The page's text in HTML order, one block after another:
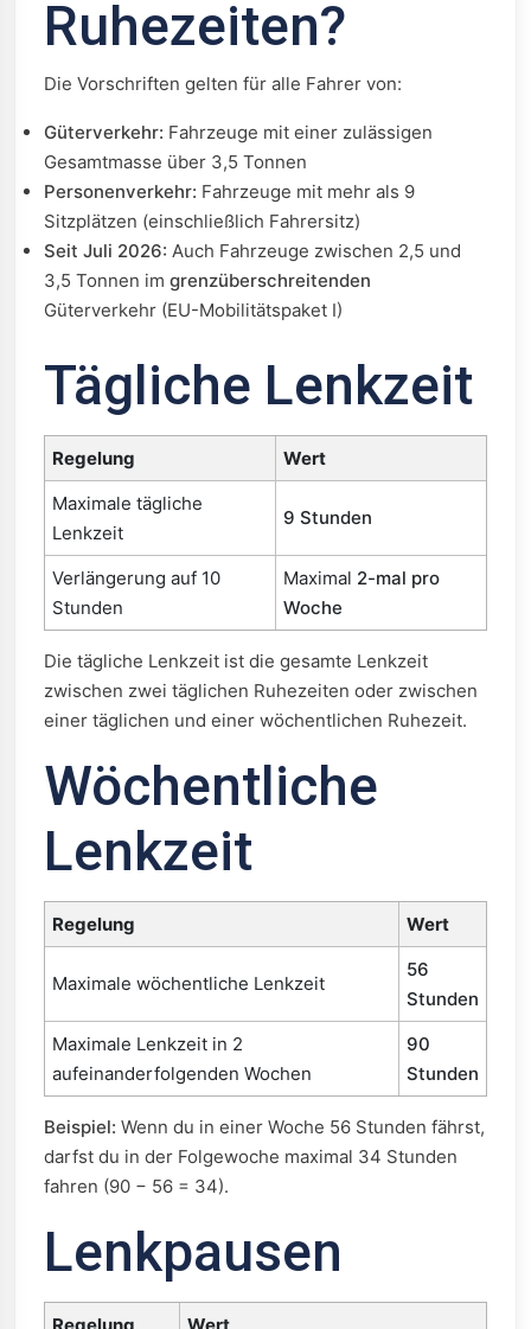
Ruhezeiten?
Die Vorschriften gelten für alle Fahrer von:
Güterverkehr: Fahrzeuge mit einer zulässigen
Gesamtmasse über 3,5 Tonnen
Personenverkehr: Fahrzeuge mit mehr als 9
Sitzplätzen (einschließlich Fahrersitz)
Seit Juli 2026: Auch Fahrzeuge zwischen 2,5 und
3,5 Tonnen im grenzüberschreitenden
Güterverkehr (EU-Mobilitätspaket I)
Tägliche Lenkzeit
Regelung
Wert
Maximale tägliche
Lenkzeit
9 Stunden
Verlängerung auf 10
Stunden
Maximal 2-mal pro
Woche
Die tägliche Lenkzeit ist die gesamte Lenkzeit
zwischen zwei täglichen Ruhezeiten oder zwischen
einer täglichen und einer wöchentlichen Ruhezeit.
Wöchentliche
Lenkzeit
Regelung Wert
Maximale wöchentliche Lenkzeit
56
Stunden
Maximale Lenkzeit in 2
aufeinanderfolgenden Wochen
90
Stunden
Beispiel: Wenn du in einer Woche 56 Stunden fährst,
darfst du in der Folgewoche maximal 34 Stunden
fahren (90 − 56 = 34).
Lenkpausen
Regelung Wert